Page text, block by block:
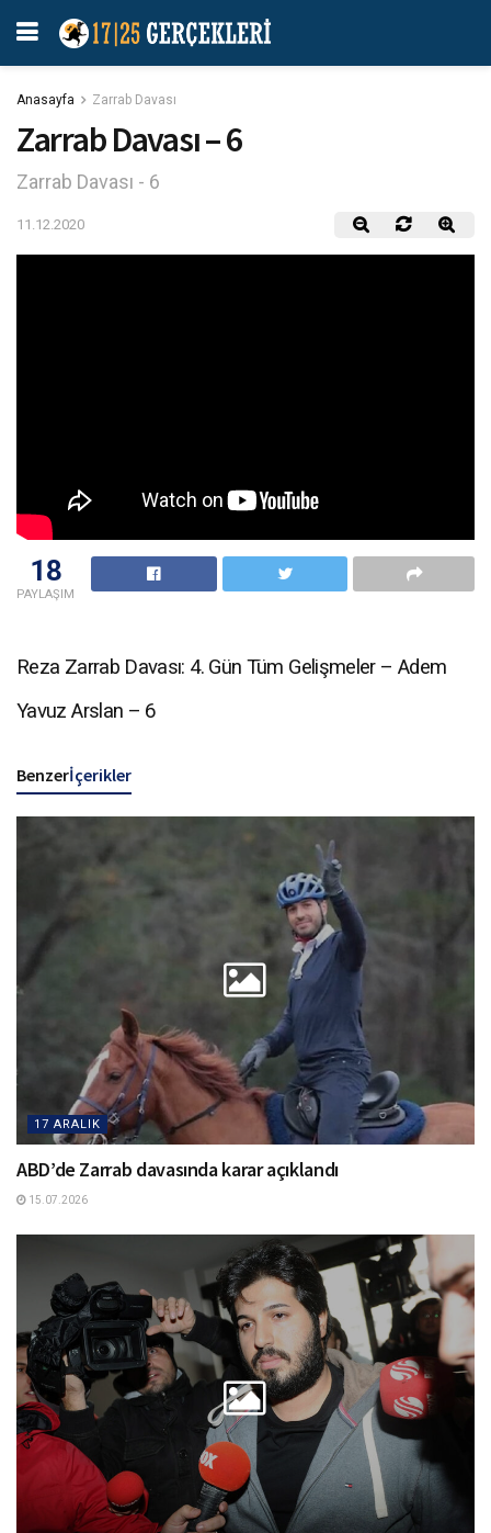
Anasayfa Zarrab Davası
Zarrab Davası – 6
Zarrab Davası - 6
11.12.2020
18
PAYLAŞIM
Reza Zarrab Davası: 4. Gün Tüm Gelişmeler – Adem
Yavuz Arslan – 6
Benzerİçerikler
17 ARALIK
ABD’de Zarrab davasında karar açıklandı
15.07.2026